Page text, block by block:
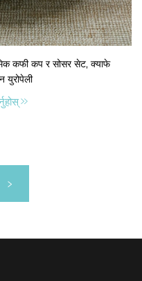
कफी कप र सोसर सेट, क्याफे
युरोपेली